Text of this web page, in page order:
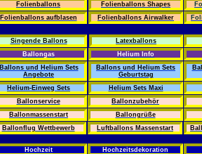
Folienballons
Folienballons Shapes
Folienballons aufblasen
Folienballons Airwalker
Singende Ballons
Latexballons
Ballongas
Helium Info
Ballons und Helium Sets
Angebote
Ballons und Helium Sets
Geburtstag
Helium-Einweg Sets
Helium Sets Maxi
Ballonservice
Ballonzubehör
Ballonmassenstart
Ballongrüße
Ballonflug Wettbewerb
Luftballons Massenstart
Hochzeit
Hochzeitsdekoration